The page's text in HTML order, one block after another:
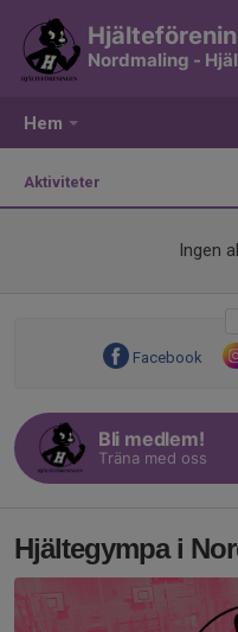
Hem
Nordmaling -
Aktiviteter
Ingen
Facebook
Bli medlem!
Träna med oss
Hjältegympa i